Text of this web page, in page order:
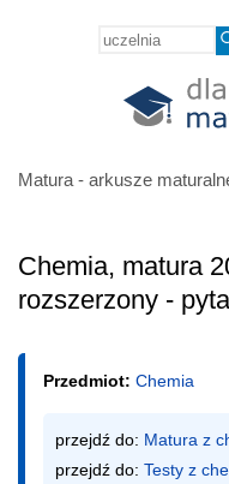
Matura - arkusze
Chemia, matura
rozszerzony -
Przedmiot: Chemia
przejdź do: Matura z
przejdź do: Testy z